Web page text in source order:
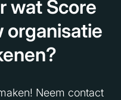
wat Score
organisatie
Neem contact